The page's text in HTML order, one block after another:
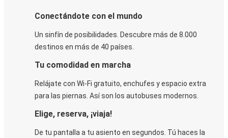
Conectándote con el mundo
Un sinfín de posibilidades. Descubre más de 8.000
destinos en más de 40 países.
Tu comodidad en marcha
Relájate con Wi-Fi gratuito, enchufes y espacio extra
para las piernas. Así son los autobuses modernos.
Elige, reserva, ¡viaja!
De tu pantalla a tu asiento en segundos. Tú haces la